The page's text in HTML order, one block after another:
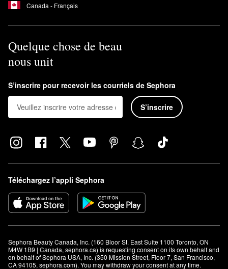
Canada - Français
Quelque chose de beau
nous unit
S’inscrire pour recevoir les courriels de Sephora
S’inscrire
Téléchargez l’appli Sephora
Sephora Beauty Canada, Inc. (160 Bloor St. East Suite 1100 Toronto, ON
M4W 1B9 | Canada, sephora.ca) is requesting consent on its own behalf and
on behalf of Sephora USA, Inc. (350 Mission Street, Floor 7, San Francisco,
CA 94105, sephora.com). You may withdraw your consent at any time.